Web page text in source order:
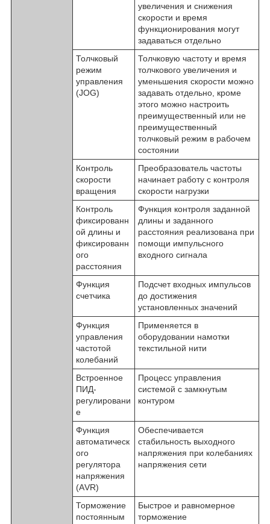
увеличения и снижения
скорости и время
функционирования могут
задаваться отдельно
Толчковый
режим
управления
(JOG)
Толчковую частоту и время
толчкового увеличения и
уменьшения скорости можно
задавать отдельно, кроме
этого можно настроить
преимущественный или не
преимущественный
толчковый режим в рабочем
состоянии
Контроль
скорости
вращения
Преобразователь частоты
начинает работу с контроля
скорости нагрузки
Контроль
фиксированн
ой длины и
фиксированн
ого
расстояния
Функция контроля заданной
длины и заданного
расстояния реализована при
помощи импульсного
входного сигнала
Функция
счетчика
Подсчет входных импульсов
до достижения
установленных значений
Функция
управления
частотой
колебаний
Применяется в
оборудовании намотки
текстильной нити
Встроенное
ПИД-
регулировани
е
Процесс управления
системой с замкнутым
контуром
Функция
автоматическ
ого
регулятора
напряжения
(АVR)
Обеспечивается
стабильность выходного
напряжения при колебаниях
напряжения сети
Торможение
постоянным
Быстрое и равномерное
торможение